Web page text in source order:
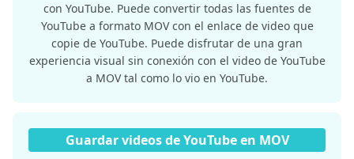
con YouTube. Puede convertir todas las fuentes de
YouTube a formato MOV con el enlace de video que
copie de YouTube. Puede disfrutar de una gran
experiencia visual sin conexión con el video de YouTube
a MOV tal como lo vio en YouTube.
Guardar videos de YouTube en MOV